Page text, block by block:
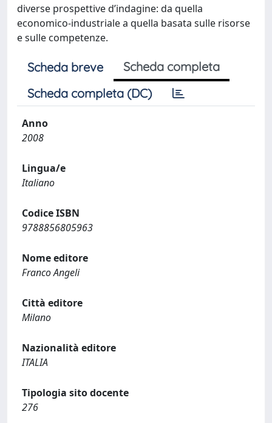
Scheda breve
Scheda completa
Scheda completa (DC)
Anno
2008
Lingua/e
Italiano
Codice ISBN
9788856805963
Nome editore
Franco Angeli
Città editore
Milano
Nazionalità editore
ITALIA
Tipologia sito docente
276